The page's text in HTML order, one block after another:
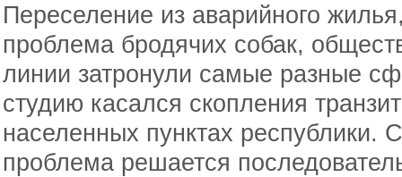
Переселение из аварийного
проблема бродячих собак,
линии затронули самые разные
студию касался скопления
населенных пунктах республики.
проблема решается